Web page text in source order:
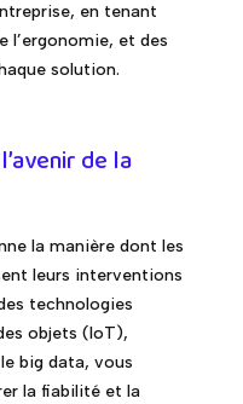
en tenant
et des
solution.
de la
la manière dont les
leurs interventions
technologies
objets (IoT),
big data, vous
la fiabilité et la